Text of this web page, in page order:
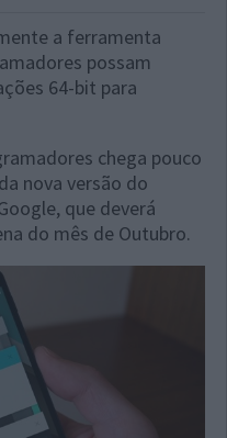
a ferramenta
possam
64-bit para
chega pouco
nova versão do
que deverá
do mês de Outubro.